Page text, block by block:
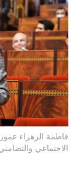
فاطمة الزهراء عمور
الاجتماعي